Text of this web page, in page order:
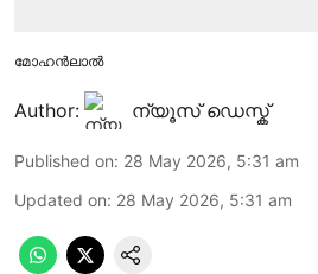
മോഹൻലാൽ
Author: ന്യൂസ് ഡെസ്ക്
Published on: 28 May 2026, 5:31 am
Updated on: 28 May 2026, 5:31 am